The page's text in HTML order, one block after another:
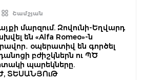
Շամշյան
մարզում. Զովունի-Եղվարդ
են «Alfa Romeo»-ն
օպերատիվ են գործել
բժիշկներն ու ՊԾ
պարեկները.
ՏԵՍԱՆՅՈւԹ